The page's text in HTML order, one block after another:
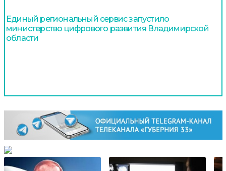
Единый региональный сервис запустило
министерство цифрового развития Владимирской
области